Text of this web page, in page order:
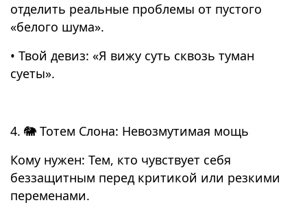
отделить реальные проблемы от пустого
«белого шума».
• Твой девиз: «Я вижу суть сквозь туман
суеты».
4. 🐘 Тотем Слона: Невозмутимая мощь
Кому нужен: Тем, кто чувствует себя
беззащитным перед критикой или резкими
переменами.